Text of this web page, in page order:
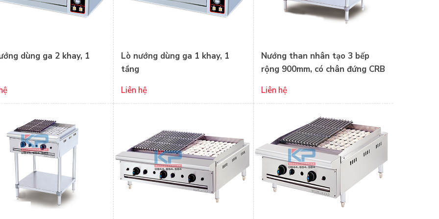
dùng ga 2 khay, 1
Lò nướng dùng ga 1 khay, 1
tầng
Liên hệ
Nướng than nhân tạo 3 bếp
rộng 900mm, có chân đứng CRB
Liên hệ